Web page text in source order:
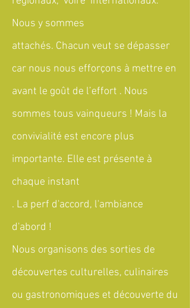
Nous y sommes
attachés. Chacun veut se dépasser
car nous nous efforçons à mettre en
avant le goût de l’effort . Nous
sommes tous vainqueurs ! Mais la
convivialité est encore plus
importante. Elle est présente à
chaque instant
. La perf d'accord, l'ambiance
d'abord !
Nous organisons des sorties de
découvertes culturelles, culinaires
ou gastronomiques et découverte du